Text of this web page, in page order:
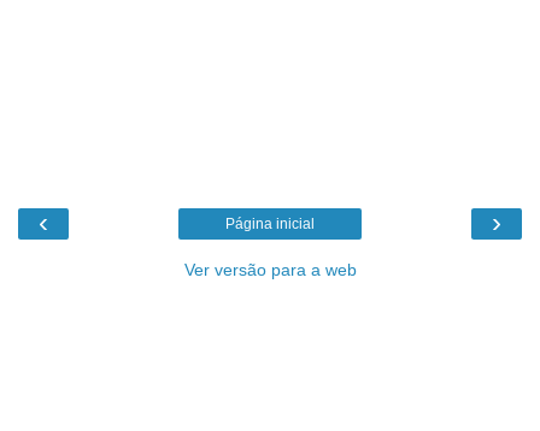
‹ ›
Página inicial
Ver versão para a web